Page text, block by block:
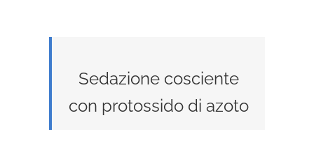
Sedazione cosciente
con protossido di azoto